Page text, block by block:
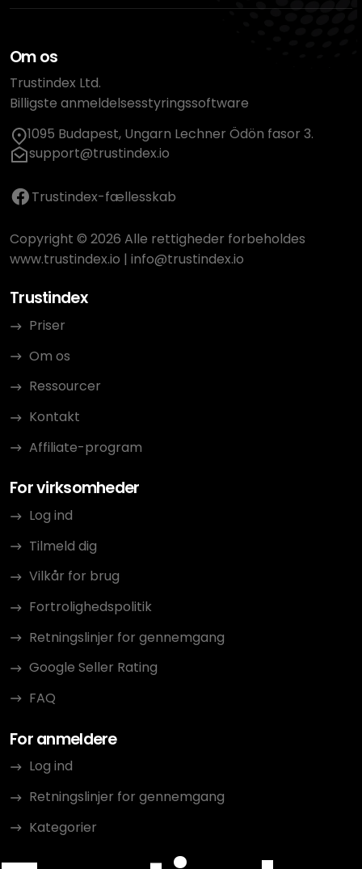
Om os
Trustindex Ltd.
Billigste anmeldelsesstyringssoftware
1095 Budapest, Ungarn Lechner Ödön fasor 3.
support@trustindex.io
Trustindex-fællesskab
Copyright © 2026 Alle rettigheder forbeholdes
www.trustindex.io | info@trustindex.io
Trustindex
Priser
Om os
Ressourcer
Kontakt
Affiliate-program
For virksomheder
Log ind
Tilmeld dig
Vilkår for brug
Fortrolighedspolitik
Retningslinjer for gennemgang
Google Seller Rating
FAQ
For anmeldere
Log ind
Retningslinjer for gennemgang
Kategorier